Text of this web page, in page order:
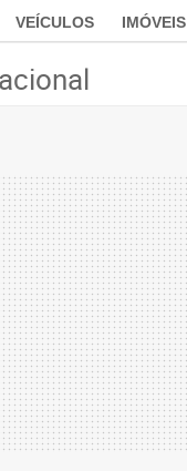
VEÍCULOS IMÓVEIS